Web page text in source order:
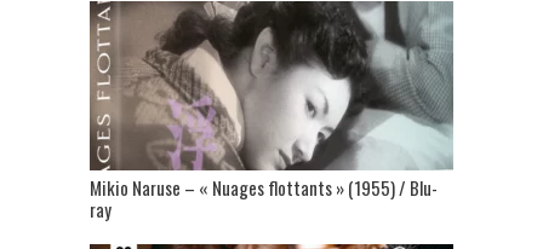
Mikio Naruse – « Nuages flottants » (1955) / Blu-
ray